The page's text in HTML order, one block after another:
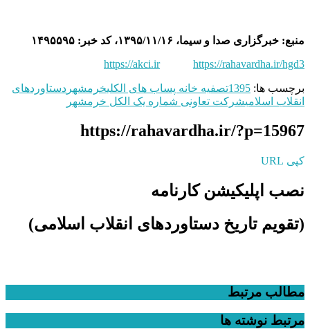
منبع: خبرگزاری صدا و سیما، ۱۳۹۵/۱۱/۱۶، کد خبر: ۱۴۹۵۵۹۵
https://akci.ir
https://rahavardha.ir/hgd3
برچسب ها: 1395تصفیه خانه پساب های الکلیخرمشهر دستاوردهای
انقلاب اسلامیشرکت تعاونی شماره یک الکل خرمشهر
https://rahavardha.ir/?p=15967
کپی URL
نصب اپلیکیشن کارنامه
(تقویم تاریخ دستاوردهای انقلاب اسلامی​)
مطالب مرتبط
مرتبط نوشته ها